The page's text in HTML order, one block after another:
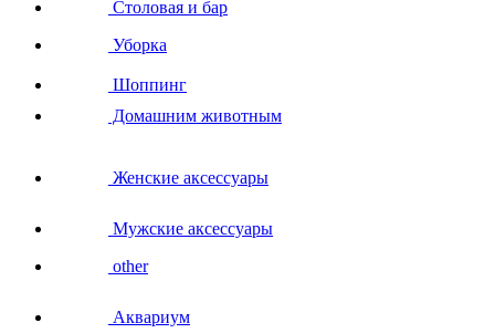
Столовая и бар
Уборка
Шоппинг
Домашним животным
Женские аксессуары
Мужские аксессуары
other
Аквариум